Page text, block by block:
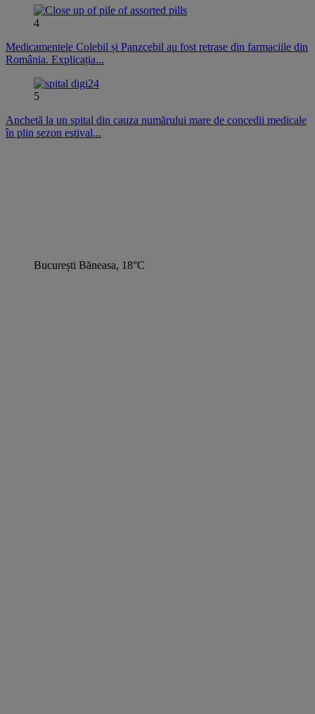
4
Medicamentele Colebil și Panzcebil au fost retrase din farmaciile din
România. Explicația...
5
Anchetă la un spital din cauza numărului mare de concedii medicale
în plin sezon estival...
București Băneasa, 18°C